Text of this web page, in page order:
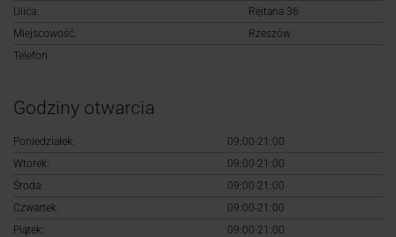
Ulica:
Rejtana 36
Miejscowość:
Rzeszów
Telefon:
Godziny otwarcia
Poniedziałek:
09:00-21:00
Wtorek:
09:00-21:00
Środa:
09:00-21:00
Czwartek:
09:00-21:00
Piątek:
09:00-21:00